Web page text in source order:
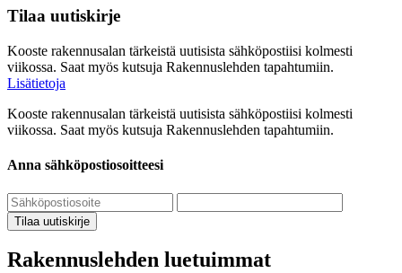
Tilaa uutiskirje
Kooste rakennusalan tärkeistä uutisista sähköpostiisi kolmesti
viikossa. Saat myös kutsuja Rakennuslehden tapahtumiin.
Lisätietoja
Kooste rakennusalan tärkeistä uutisista sähköpostiisi kolmesti
viikossa. Saat myös kutsuja Rakennuslehden tapahtumiin.
Anna sähköpostiosoitteesi
Tilaa uutiskirje
Rakennuslehden luetuimmat